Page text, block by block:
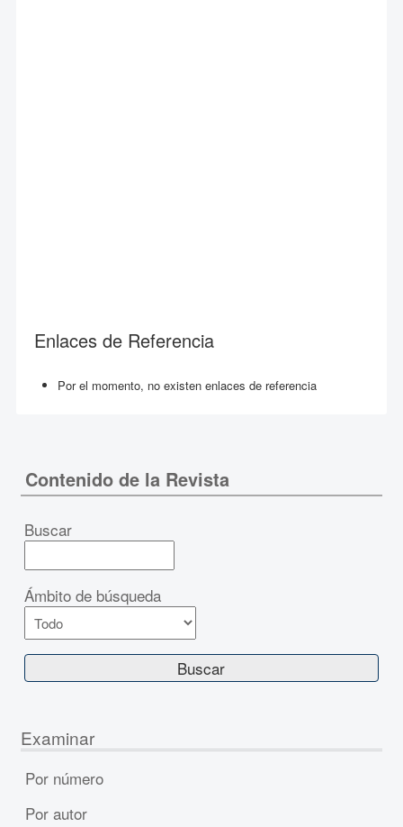
Enlaces de Referencia
Por el momento, no existen enlaces de referencia
Contenido de la Revista
Buscar
Ámbito de búsqueda
Examinar
Por número
Por autor